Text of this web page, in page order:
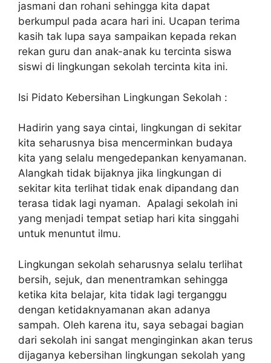
jasmani dan rohani sehingga kita dapat
berkumpul pada acara hari ini. Ucapan terima
kasih tak lupa saya sampaikan kepada rekan
rekan guru dan anak-anak ku tercinta siswa
siswi di lingkungan sekolah tercinta kita ini.
Isi Pidato Kebersihan Lingkungan Sekolah :
Hadirin yang saya cintai, lingkungan di sekitar
kita seharusnya bisa mencerminkan budaya
kita yang selalu mengedepankan kenyamanan.
Alangkah tidak bijaknya jika lingkungan di
sekitar kita terlihat tidak enak dipandang dan
terasa tidak lagi nyaman. Apalagi sekolah ini
yang menjadi tempat setiap hari kita singgahi
untuk menuntut ilmu.
Lingkungan sekolah seharusnya selalu terlihat
bersih, sejuk, dan menentramkan sehingga
ketika kita belajar, kita tidak lagi terganggu
dengan ketidaknyamanan akan adanya
sampah. Oleh karena itu, saya sebagai bagian
dari sekolah ini sangat menginginkan akan terus
dijaganya kebersihan lingkungan sekolah yang